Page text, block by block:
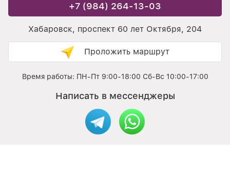
+7 (984) 264-13-03
Хабаровск, проспект 60 лет Октября, 204
Проложить маршрут
Время работы: ПН-Пт 9:00-18:00 Сб-Вс 10:00-17:00
Написать в мессенджеры